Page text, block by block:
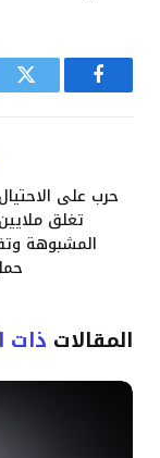
فيسبوك
حرب على
تغلق
المشبوهة
المقالات ذات